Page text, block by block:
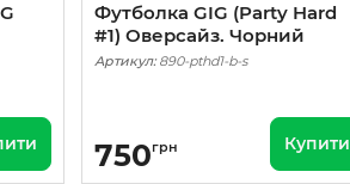
Футболка GIG (Party Hard
#1) Оверсайз. Чорний
Артикул:890-pthd1-b-s
750грн Купити